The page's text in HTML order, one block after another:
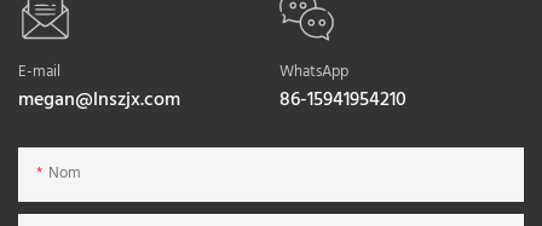
E-mail
megan@lnszjx.com
WhatsApp
86-15941954210
Nom